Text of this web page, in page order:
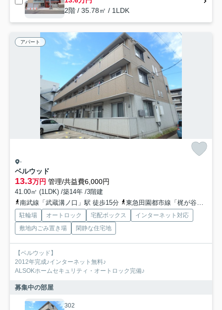
2階 / 35.78㎡ / 1LDK
アパート
-
ベルウッド
13.3万円 管理/共益費6,000円
41.00㎡ (1LDK) /築14年 /3階建
南武線「武蔵溝ノ口」駅 徒歩15分
東急田園都市線「梶が谷」駅 徒歩13分
駐輪場 オートロック 宅配ボックス
インターネット対応
敷地内ごみ置き場
閑静な住宅地
【ベルウッド】
2012年完成♪インターネット無料♪
ALSOKホームセキュリティ・オートロック完備♪
募集中の部屋
302